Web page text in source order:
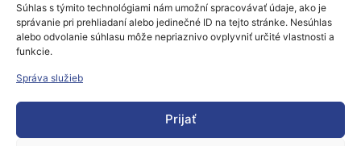
Súhlas s týmito technológiami nám umožní spracovávať údaje, ako je
správanie pri prehliadaní alebo jedinečné ID na tejto stránke. Nesúhlas
alebo odvolanie súhlasu môže nepriaznivo ovplyvniť určité vlastnosti a
funkcie.
Správa služieb
Prijať
Hlavné témy:
prepojenie EOSC, ESFRI a špičkových výskumných
infraštruktúr (VI)
pridaná hodnota EOSC pre komunity VI a
koncových používateľov
čo prináša EOSC používateľom medzinárodných VI
spoluvytváranie vízie EOSC medzi poskytovateľmi